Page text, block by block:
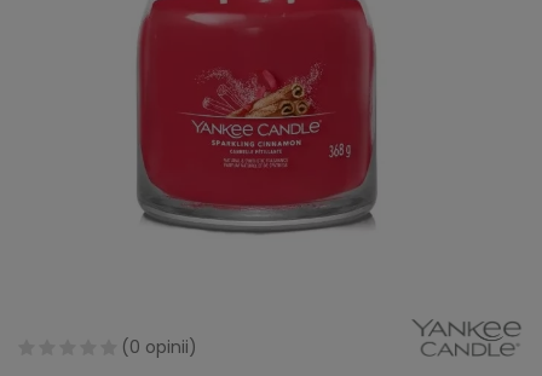
(0 opinii)